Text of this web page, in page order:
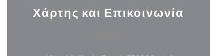
Χάρτης και Επικοινωνία